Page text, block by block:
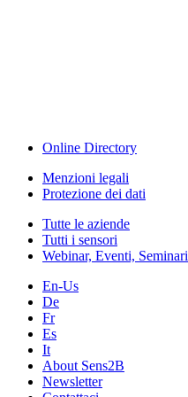
Online Directory
Menzioni legali
Protezione dei dati
Tutte le aziende
Tutti i sensori
Webinar, Eventi, Seminari
En-Us
De
Fr
Es
It
About Sens2B
Newsletter